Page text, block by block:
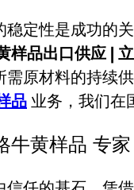
定性是成功的
样品出口供应 |
原材料的持续
品 业务，我们在
牛黄样品 专家